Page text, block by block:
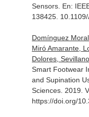
Sensors. En:
138425.
Domínguez
Miró Amarante,
Dolores,
Smart Footwear
and Supination
Sciences. 2019.
https://doi.org/